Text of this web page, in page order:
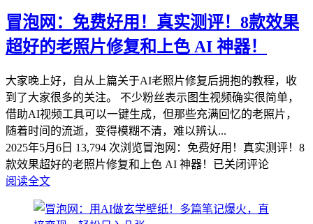
冒泡网：免费好用！真实测评！8款效果
超好的老照片修复和上色 AI 神器！
大家晚上好，自从上篇关于AI老照片修复后拥抱的教程，收
到了大家很多的关注。 不少粉丝表示图生视频确实很简单，
借助AI视频工具可以一键生成，但那些充满回忆的老照片，
随着时间的流逝，变得模糊不清，难以辨认...
2025年5月6日 13,794 次浏览冒泡网：免费好用！真实测评！8
款效果超好的老照片修复和上色 AI 神器！ 已关闭评论
阅读全文